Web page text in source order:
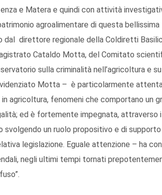
e Matera e quindi con attività
agroalimentare di questa bellissima
dal direttore regionale della Coldiretti
Cataldo Motta, del Comitato
sulla criminalità nell’agricoltura e
Motta – è particolarmente
agricoltura, fenomeni che comportano un
ed è fortemente impegnata,
svolgendo un ruolo propositivo e di
legislazione. Eguale attenzione – ha
negli ultimi tempi tornati